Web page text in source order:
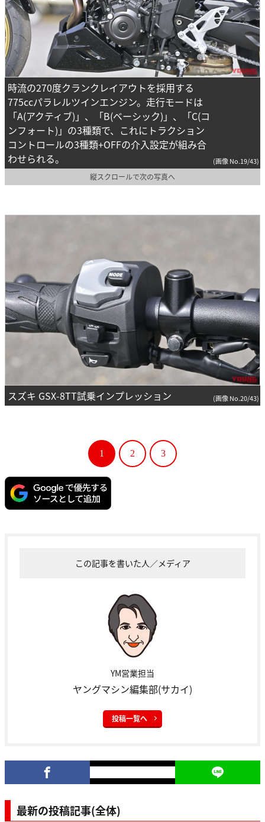
時流の270度クランクレイアウトを採用する
775ccパラレルツインエンジン。走行モードは
「A(アクティブ)」、「B(ベーシック)」、「C(コ
ンフォート)」の3種類で、これにトラクション
コントロールの3種類+OFFの介入設定が組み合
わせられる。
(画像 No.19/43)
縦スクロールで次の写真へ
スズキ GSX-8TT試乗インプレッション (画像 No.20/43)
1 2 3
この記事を書いた人／メディア
YM営業担当
ヤングマシン編集部(サカイ)
投稿一覧へ
最新の投稿記事(全体)